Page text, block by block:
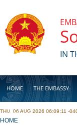
IN
HOME THE EMBASSY
BUSINESS
THU, 06 AUG 2026 06:09:11 -
YOU ARE HERE
HOME